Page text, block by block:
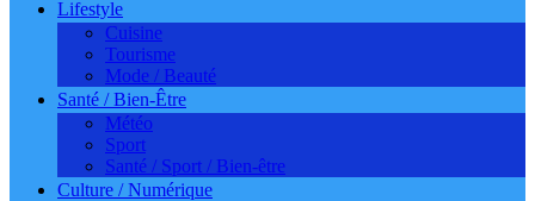
Lifestyle
Cuisine
Tourisme
Mode / Beauté
Santé / Bien-Être
Météo
Sport
Santé / Sport / Bien-être
Culture / Numérique